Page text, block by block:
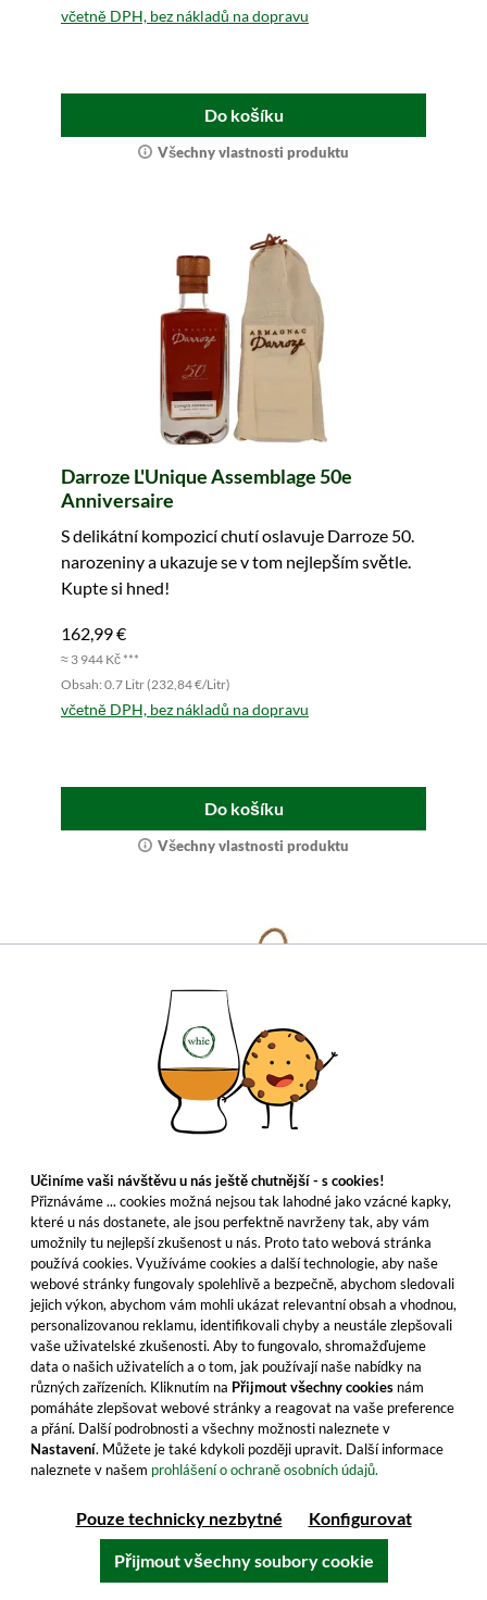
včetně DPH, bez nákladů na dopravu
Do košíku
Všechny vlastnosti produktu
Darroze L'Unique Assemblage 50e
Anniversaire
S delikátní kompozicí chutí oslavuje Darroze 50.
narozeniny a ukazuje se v tom nejlepším světle.
Kupte si hned!
162,99 €
≈ 3 944 Kč ***
Obsah: 0.7 Litr (232,84 €/Litr)
včetně DPH, bez nákladů na dopravu
Do košíku
Všechny vlastnosti produktu
Elsburn 2024 - 10 let starý Distillery
Edition 1st Fill Sherry Casks Batch No. 002
Tato speciální edice okouzluje tmavou barvou a
intenzivními sherry tóny z prvně plněných sudů.
Objednejte si nyní zážitek.
146,99 €
≈ 3 556 Kč ***
Obsah: 0.7 Litr (209,99 €/Litr)
včetně DPH, bez nákladů na dopravu
Všechny vlastnosti produktu
Učiníme vaši návštěvu u nás ještě chutnější - s cookies!
Přiznáváme ... cookies možná nejsou tak lahodné jako vzácné kapky,
které u nás dostanete, ale jsou perfektně navrženy tak, aby vám
umožnily tu nejlepší zkušenost u nás. Proto tato webová stránka
používá cookies. Využíváme cookies a další technologie, aby naše
webové stránky fungovaly spolehlivě a bezpečně, abychom sledovali
jejich výkon, abychom vám mohli ukázat relevantní obsah a vhodnou,
personalizovanou reklamu, identifikovali chyby a neustále zlepšovali
vaše uživatelské zkušenosti. Aby to fungovalo, shromažďujeme
data o našich uživatelích a o tom, jak používají naše nabídky na
různých zařízeních. Kliknutím na Přijmout všechny cookies nám
pomáháte zlepšovat webové stránky a reagovat na vaše preference
a přání. Další podrobnosti a všechny možnosti naleznete v
Nastavení. Můžete je také kdykoli později upravit. Další informace
naleznete v našem prohlášení o ochraně osobních údajů.
Pouze technicky nezbytné Konfigurovat
Přijmout všechny soubory cookie